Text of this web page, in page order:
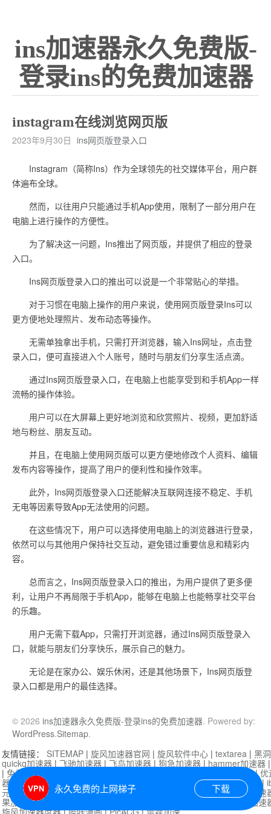
ins加速器永久免费版-
登录ins的免费加速器
instagram在线浏览网页版
2023年9月30日 ins网页版登录入口
Instagram（简称Ins）作为全球领先的社交媒体平台，用户群
体遍布全球。
然而，以往用户只能通过手机App使用，限制了一部分用户在
电脑上进行操作的方便性。
为了解决这一问题，Ins推出了网页版，并提供了相应的登录
入口。
Ins网页版登录入口的推出可以说是一个非常贴心的举措。
对于习惯在电脑上操作的用户来说，使用网页版登录Ins可以
更方便地处理照片、发布动态等操作。
无需单独拿出手机，只需打开浏览器，输入Ins网址，点击登
录入口，便可直接进入个人账号，随时与朋友们分享生活点滴。
通过Ins网页版登录入口，在电脑上也能享受到和手机App一样
流畅的操作体验。
用户可以在大屏幕上更好地浏览和欣赏照片、视频，更加舒适
地与粉丝、朋友互动。
并且，在电脑上使用网页版可以更方便地修改个人资料、编辑
发布内容等操作，提高了用户的便利性和操作效率。
此外，Ins网页版登录入口还能解决互联网连接不稳定、手机
无电等因素导致App无法使用的问题。
在这些情况下，用户可以选择使用电脑上的浏览器进行登录，
依然可以与其他用户保持社交互动，避免错过重要信息和精彩内
容。
总而言之，Ins网页版登录入口的推出，为用户提供了更多便
利，让用户不再局限于手机App，能够在电脑上也能畅享社交平台
的乐趣。
用户无需下载App，只需打开浏览器，通过Ins网页版登录入
口，就能与朋友们分享快乐，展示自己的魅力。
无论是在家办公、娱乐休闲，还是其他场景下，Ins网页版登
录入口都是用户的最佳选择。
© 2026 ins加速器永久免费版-登录ins的免费加速器. Powered by:
WordPress.Sitemap.
永久免费的上网梯子 下载
友情链接： SITEMAP | 旋风加速器官网 | 旋风软件中心 | textarea | 黑
quickq加速器 | 飞驰加速器 | 飞鸟加速器 | 狗急加速器 | hammer加速器
| 免费vqn加速外网 迷雾通|优
器| 快柠檬加速器|黑洞加速 |falemon 快橙加速器|anycast加速器 |
元机场加速器 |一元机场|老王加速器 | 白石山|
小牛加速
果加速器|黑洞加速
芒果加速